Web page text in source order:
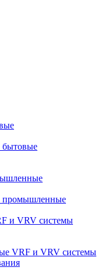
бытовые
промышленные
и VRV системы
VRF и VRV системы